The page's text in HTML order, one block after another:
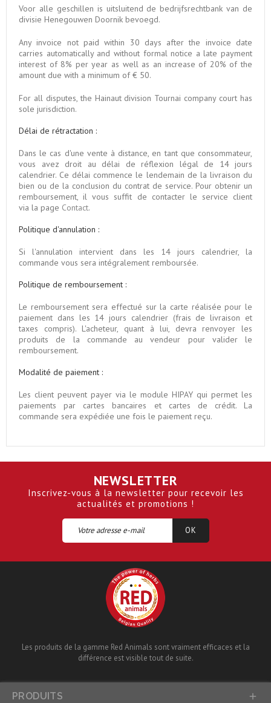
Voor alle geschillen is uitsluitend de bedrijfsrechtbank van de
divisie Henegouwen Doornik bevoegd.
Any invoice not paid within 30 days after the invoice date
carries automatically and without formal notice a late payment
interest of 8% per year as well as an increase of 20% of the
amount due with a minimum of € 50.
For all disputes, the Hainaut division Tournai company court has
sole jurisdiction.
Délai de rétractation :
Dans le cas d'une vente à distance, en tant que consommateur,
vous avez droit au délai de réflexion légal de 14 jours
calendrier. Ce délai commence le lendemain de la livraison du
bien ou de la conclusion du contrat de service. Pour obtenir un
remboursement, il vous suffit de contacter le service client
via la page Contact.
Politique d'annulation :
Si l'annulation intervient dans les 14 jours calendrier, la
commande vous sera intégralement remboursée.
Politique de remboursement :
Le remboursement sera effectué sur la carte réalisée pour le
paiement dans les 14 jours calendrier (frais de livraison et
taxes compris). L'acheteur, quant à lui, devra renvoyer les
produits de la commande au vendeur pour valider le
remboursement.
Modalité de paiement :
Les client peuvent payer via le module HIPAY qui permet les
paiements par cartes bancaires et cartes de crédit. La
commande sera expédiée une fois le paiement reçu.
NEWSLETTER
Inscrivez-vous à la newsletter pour recevoir les
actualités et promotions !
Les produits de la gamme Red Animals sont vraiment efficaces et la
différence est visible tout de suite.
PRODUITS 